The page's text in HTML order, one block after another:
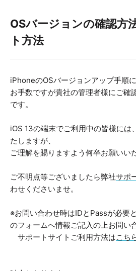
OSバージョンの確認方
ト方法
iPhoneのOSバージョンアップ手順に
お手数ですが貴社の管理者様にご確
です。
iOS 13の端末でご利用中の皆様には
たしますが、
ご理解を賜りますよう何卒お願いい
ご不明点等ございましたら弊社サポ
わせくださいませ。
※お問い合わせ時はIDとPassが必要
のフォームへ情報ご記入の上お問い
サポートサイトご利用方法はこち